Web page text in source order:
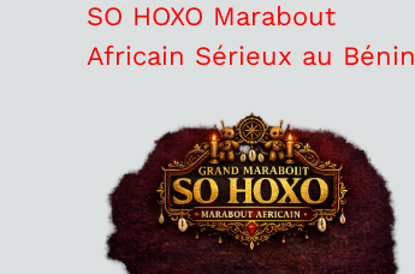
SO HOXO Marabout
Africain Sérieux au Bénin